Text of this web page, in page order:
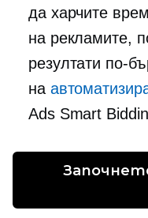
да харчите
на рекламите,
резултати по-
на
Ads Smart